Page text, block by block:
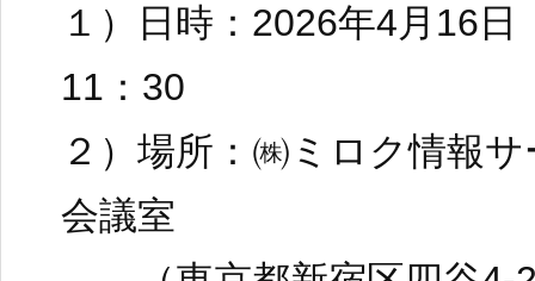
１）日時：2026年4月16日
11：30
２）場所：㈱ミロク情報
会議室